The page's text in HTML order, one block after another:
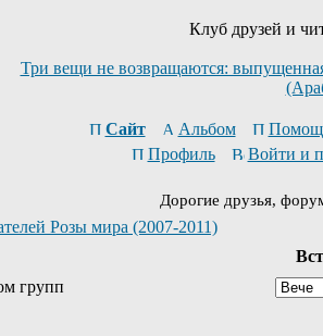
Клуб друзей и
Три вещи не возвращаются:
Сайт Альбом
Профиль
Войти и
Дорогие друзья,
Розы мира (2007-2011)
групп